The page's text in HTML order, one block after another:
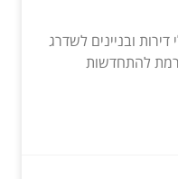
לבעלי דירות ובניינים לשדרג
להתחדשות